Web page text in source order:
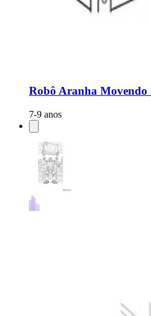
Robô Aranha Movendo
7-9 anos